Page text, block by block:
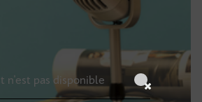
n'est pas disponible